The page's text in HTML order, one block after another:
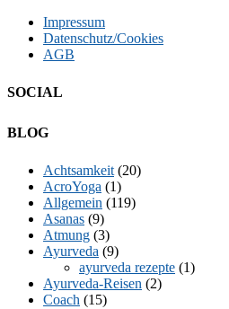
Impressum
Datenschutz/Cookies
AGB
SOCIAL
Facebook
Twitter
E-
LinkedIn
YouTube
Instagram
BLOG
Achtsamkeit (20)
AcroYoga (1)
Allgemein (119)
Asanas (9)
Atmung (3)
Ayurveda (9)
ayurveda rezepte (1)
Ayurveda-Reisen (2)
Coach (15)